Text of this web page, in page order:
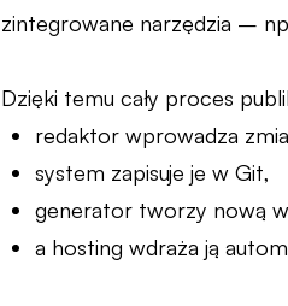
zintegrowane narzędzia –
Dzięki temu cały proces
redaktor wprowadza
system zapisuje je w Git,
generator tworzy nową
a hosting wdraża ją